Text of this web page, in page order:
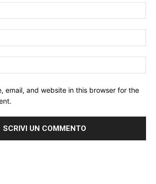
email, and website in this browser for the